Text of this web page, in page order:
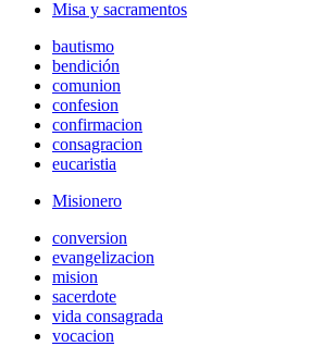
Misa y sacramentos
bautismo
bendición
comunion
confesion
confirmacion
consagracion
eucaristia
Misionero
conversion
evangelizacion
mision
sacerdote
vida consagrada
vocacion